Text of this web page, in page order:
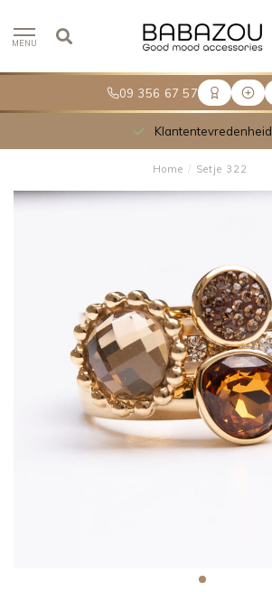
09 356 67 57
MENU
Klantentevredenheid
Home / Setje 322